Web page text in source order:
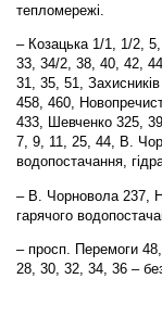
тепломережі.
– Козацька 1/1, 1/2,
33, 34/2, 38, 40, 42,
31, 35, 51,
458, 460,
433, Шевченко 325,
7, 9, 11, 25, 44, В.
водопостачання,
– В. Чорновола 237,
гарячого
– просп. Перемоги
28, 30, 32, 34, 36 –